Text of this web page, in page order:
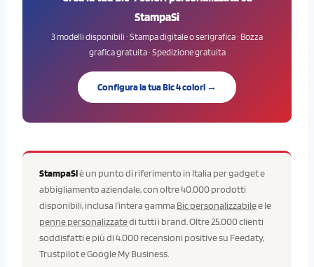
StampaSi
3 modelli disponibili · Stampa digitale o serigrafica · Bozza
grafica gratuita · Spedizione gratuita
Configura la tua Bic 4 colori →
StampaSiè un punto di riferimento in Italia per gadget e
abbigliamento aziendale, con oltre 40.000 prodotti
disponibili, inclusa l’intera gamma Bic personalizzabilee le
penne personalizzatedi tutti i brand. Oltre 25.000 clienti
soddisfatti e più di 4.000 recensioni positive su Feedaty,
Trustpilot e Google My Business.